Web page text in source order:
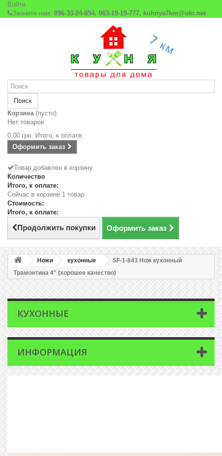
Войти
Звоните нам: 096-33-24-854, 063-19-19-777, kuhnya7km@ukr.net
Поиск
Корзина (пусто)
Нет товаров
0,00 грн. Итого, к оплате:
Оформить заказ
Товар добавлен в корзину
Количество
Итого, к оплате:
Сейчас в корзине 1 товар.
Стоимость:
Итого, к оплате:
Продолжить покупки Оформить заказ
Ножи кухонные
SF-1-843 Нож кухонный
Трамонтина 4" (хорошее качество)
КУХОННЫЕ
ИНФОРМАЦИЯ